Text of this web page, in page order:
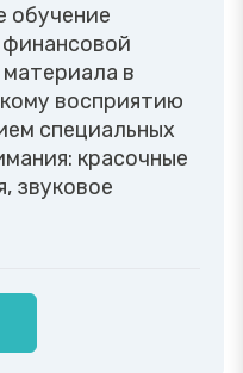
обучение
в
восприятию
специальных
красочные
звуковое